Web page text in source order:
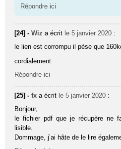
Répondre ici
[24] -Wiz a écrit le 5 janvier 2020 :
le lien est corrompu il pèse que
cordialement
Répondre ici
[25] -fx a écrit le 5 janvier 2020 :
Bonjour,
le fichier pdf que je récupère ne
lisible.
Dommage, j’ai hâte de le lire